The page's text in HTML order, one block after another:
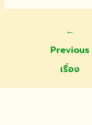
←
Previous
เรื่อง